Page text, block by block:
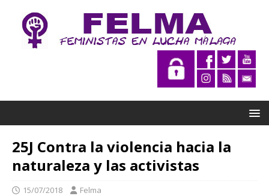
25J Contra la violencia hacia la
naturaleza y las activistas
15/07/2018 Felma